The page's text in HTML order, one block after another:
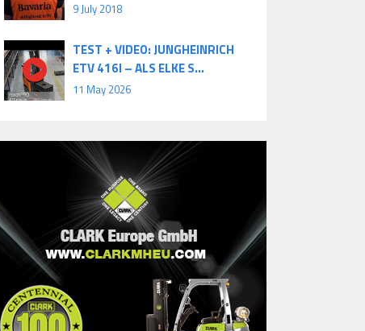
9 July 2018
TEST + VIDEO: JUNGHEINRICH
ETV 416I – ALS ELKE S...
11 May 2026